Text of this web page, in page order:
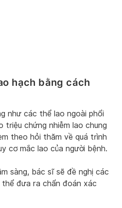
hạch bằng cách
như các thể lao ngoài phổi
triệu chứng nhiễm lao chung
theo hỏi thăm về quá trình
cơ mắc lao của người bệnh.
sàng, bác sĩ sẽ đề nghị các
đưa ra chẩn đoán xác